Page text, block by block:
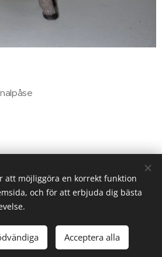
i kundvagnen
Broestorp 1175, 289 93 Broby
Cookies
att möjliggöra en korrekt funktion
och för att erbjuda dig bästa
Acceptera alla